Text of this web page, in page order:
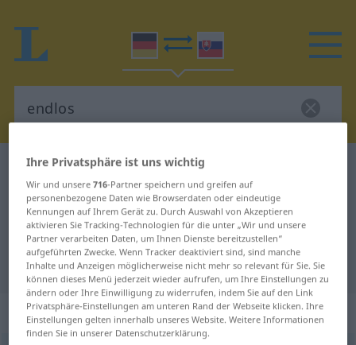
Deutsch-Slowakisch Wörterbuch
Deutsch-Slowakisch Übersetzung
für "endlos"
"endlos" Slowakisch Übersetzung
„endlos“
Ihre Privatsphäre ist uns wichtig
Wir und unsere716-Partner speichern und greifen auf
personenbezogene Daten wie Browserdaten oder eindeutige
Kennungen auf Ihrem Gerät zu. Durch Auswahl von Akzeptieren
aktivieren Sie Tracking-Technologien für die unter „Wir und unsere
Partner verarbeiten Daten, um Ihnen Dienste bereitzustellen“
aufgeführten Zwecke. Wenn Tracker deaktiviert sind, sind manche
Inhalte und Anzeigen möglicherweise nicht mehr so relevant für Sie. Sie
können dieses Menü jederzeit wieder aufrufen, um Ihre Einstellungen zu
ändern oder Ihre Einwilligung zu widerrufen, indem Sie auf den Link
Privatsphäre-Einstellungen am unteren Rand der Webseite klicken. Ihre
Einstellungen gelten innerhalb unseres Website. Weitere Informationen
finden Sie in unserer Datenschutzerklärung.